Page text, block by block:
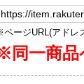
ページURL(アドレ
同一商品